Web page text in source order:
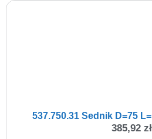
537.750.31 Sednik D=75
385,92 zł